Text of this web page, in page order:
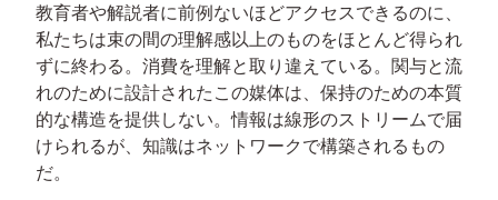
教育者や解説者に前例ないほどアクセスできるのに、
私たちは束の間の理解感以上のものをほとんど得られ
ずに終わる。消費を理解と取り違えている。関与と流
れのために設計されたこの媒体は、保持のための本質
的な構造を提供しない。情報は線形のストリームで届
けられるが、知識はネットワークで構築されるもの
だ。